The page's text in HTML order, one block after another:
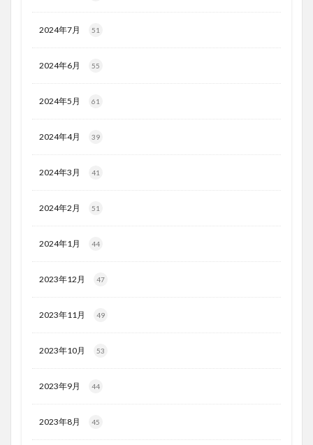
2024年7月 51
2024年6月 55
2024年5月 61
2024年4月 39
2024年3月 41
2024年2月 51
2024年1月 44
2023年12月 47
2023年11月 49
2023年10月 53
2023年9月 44
2023年8月 45